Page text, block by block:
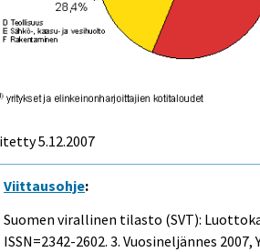
5.12.2007
Viittausohje:
Suomen virallinen tilasto (SVT):
ISSN=2342-2602.3. Vuosineljännes 2007,